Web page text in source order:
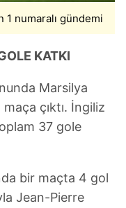
numaralı gündemi
KATKI
Marsilya
çıktı. İngiliz
37 gole
bir maçta 4 gol
Jean-Pierre